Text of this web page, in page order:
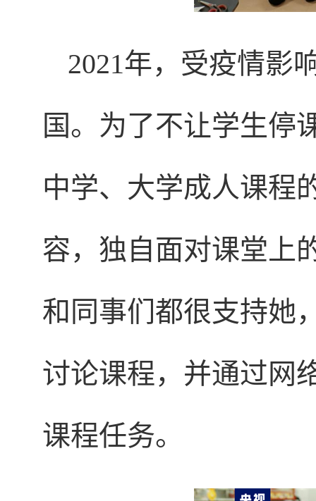
2021年，受疫情影
国。为了不让学生停
中学、大学成人课程
容，独自面对课堂上
和同事们都很支持她
讨论课程，并通过网
课程任务。